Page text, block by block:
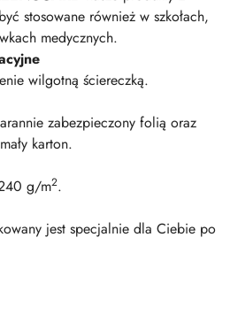
stosowane również w szkołach,
medycznych.
wilgotną ściereczką.
zabezpieczony folią oraz
karton.
g/m2.
jest specjalnie dla Ciebie po